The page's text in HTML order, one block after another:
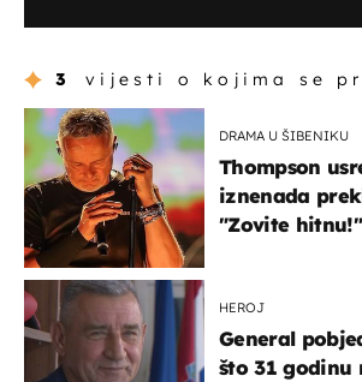
3 vijesti o kojima se
DRAMA U ŠIBENIKU
Thompson
iznenada
"Zovite hitnu!"
HEROJ
General
što 31 godinu